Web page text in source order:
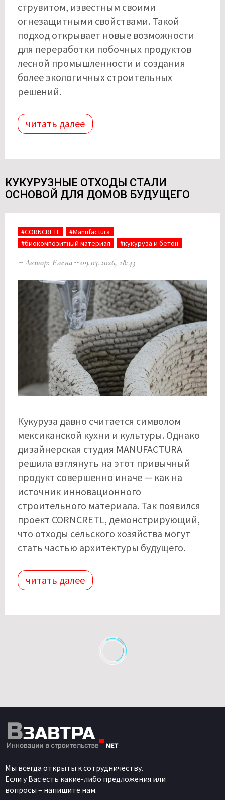
струвитом, известным своими
огнезащитными свойствами. Такой
подход открывает новые возможности
для переработки побочных продуктов
лесной промышленности и создания
более экологичных строительных
решений.
читать далее
КУКУРУЗНЫЕ ОТХОДЫ СТАЛИ
ОСНОВОЙ ДЛЯ ДОМОВ БУДУЩЕГО
#CORNCRETL
#Manufactura
#биокомпозитный материал
#кукуруза и бетон
Автор: Елена 09.03.2026, 18:43
Кукуруза давно считается символом
мексиканской кухни и культуры. Однако
дизайнерская студия MANUFACTURA
решила взглянуть на этот привычный
продукт совершенно иначе — как на
источник инновационного
строительного материала. Так появился
проект CORNCRETL, демонстрирующий,
что отходы сельского хозяйства могут
стать частью архитектуры будущего.
читать далее
Мы всегда открыты к сотрудничеству.
Если у Вас есть какие-либо предложения или
вопросы – напишите нам.